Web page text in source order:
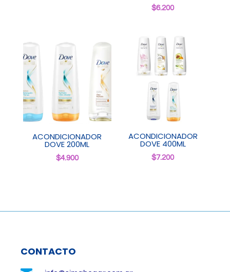
$6.200
ACONDICIONADOR
DOVE 200ML
$4.900
ACONDICIONADOR
DOVE 400ML
$7.200
CONTACTO